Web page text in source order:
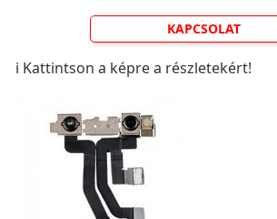
KAPCSOLAT
ℹ️ Kattintson a képre a részletekért!